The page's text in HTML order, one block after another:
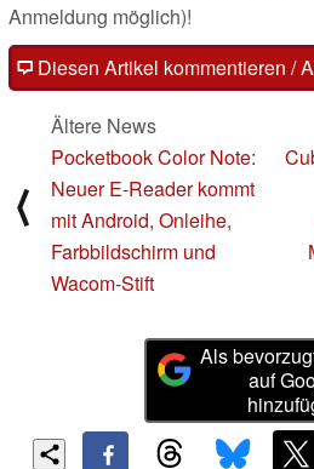
Anmeldung möglich)!
Diesen Artikel kommentieren /
⟨
Ältere News
Pocketbook Color Note:
Neuer E-Reader kommt
mit Android, Onleihe,
Farbbildschirm und
Wacom-Stift
Als
auf